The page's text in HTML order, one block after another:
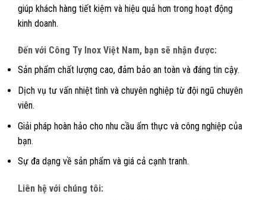
giúp khách hàng tiết kiệm và hiệu quả hơn trong hoạt động
kinh doanh.
Đến với Công Ty Inox Việt Nam, bạn sẽ nhận được:
Sản phẩm chất lượng cao, đảm bảo an toàn và đáng tin cậy.
Dịch vụ tư vấn nhiệt tình và chuyên nghiệp từ đội ngũ chuyên
viên.
Giải pháp hoàn hảo cho nhu cầu ẩm thực và công nghiệp của
bạn.
Sự đa dạng về sản phẩm và giá cả cạnh tranh.
Liên hệ với chúng tôi: